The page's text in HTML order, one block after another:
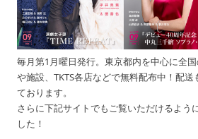
毎月第1月曜日発行。東京都内を中心に全
や施設、TKTS各店などで無料配布中！配送
ております。
さらに下記サイトでもご覧いただけるよう
した！